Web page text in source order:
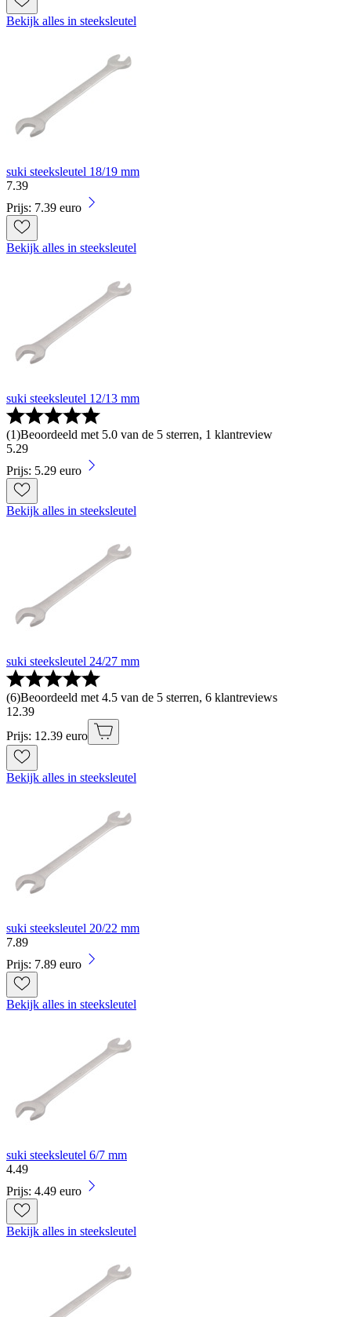
Bekijk alles in steeksleutel
suki steeksleutel 18/19 mm
7.39
Prijs: 7.39 euro
Bekijk alles in steeksleutel
suki steeksleutel 12/13 mm
(1)Beoordeeld met 5.0 van de 5 sterren, 1 klantreview
5.29
Prijs: 5.29 euro
Bekijk alles in steeksleutel
suki steeksleutel 24/27 mm
(6)Beoordeeld met 4.5 van de 5 sterren, 6 klantreviews
12.39
Prijs: 12.39 euro
Bekijk alles in steeksleutel
suki steeksleutel 20/22 mm
7.89
Prijs: 7.89 euro
Bekijk alles in steeksleutel
suki steeksleutel 6/7 mm
4.49
Prijs: 4.49 euro
Bekijk alles in steeksleutel